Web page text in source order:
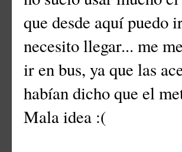
que desde aquí puedo
necesito llegar... me
ir en bus, ya que las
habían dicho que el
Mala idea :(